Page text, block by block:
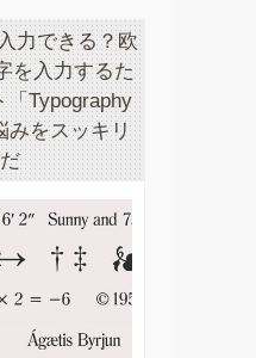
力できる？欧
を入力するた
「Typography
みをスッキリ